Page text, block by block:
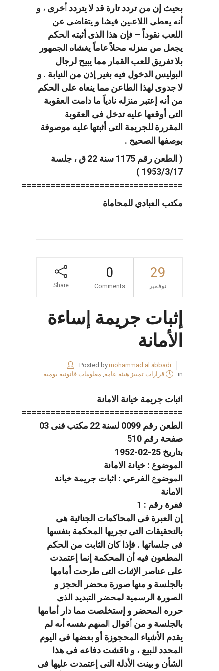
بحيث إن من تردد تارة قد لا يتردد أخرى ، و
أنه يعطى اللاعبين فيشا و يتقاضى عن
اللعب نقوداً – فإن هذا الذى أثبته الحكم
يجعل من منزله محلاً عاماً يغشاه الجمهور
بلا تفريق للعب القمار مما يبيح لرجال
البوليس الدخول فيه بغير إذن من النيابة . و
لا جدوى لهذا الطاعن مما ينعاه على الحكم
من أنه إعتبر منزله نادياً ما دامت العقوبة
التى أوقعها عليه تدخل فى العقوبة
المقررة للجريمة التى أثبتها عليه موصوفة
بوصفها الصحيح .
( الطعن رقم 1175 سنة 22 ق ، جلسة
1953/3/17 )
=================================
مكتب العبادي للمحاماة
29
نوفمبر
0
Comments
Share
إثبات جريمة إساءة
الأمانة
Posted by mohammad al abbadi
in
قرارات تمييز هيئة عامة, معلومات قانونية يومية
اثبات جريمة خيانة الامانة
=================================
الطعن رقم 0099 لسنة 22 مكتب فنى 03
صفحة رقم 510
بتاريخ 25-02-1952
الموضوع : خيانة الامانة
الموضوع الفرعي : اثبات جريمة خيانة
الامانة
فقرة رقم : 1
إن العبرة فى المحاكمات الجنائية هى
بالتحقيقات التى تجريها المحكمة بنفسها
فى جلساتها . فإذا كان الثابت من الحكم
المطعون فيه أن المحكمة إنما إعتمدت
على عناصر الإثبات التى طرحت أمامها
بالجلسة و منها صورة محضر الحجز و
الصورة الرسمية لمحضر التبديد الذى
حرره المحضر و إستخلصت مما دار أمامها
بالجلسة و من أقوال المتهم نفسه أنه لم
يقدم الأشياء المحجوزة أو بعضها فى اليوم
المحدد للبيع ، و ناقشت دفاعه فى هذا
الشأن و بينت الأدلة التى إعتمدت عليها فى